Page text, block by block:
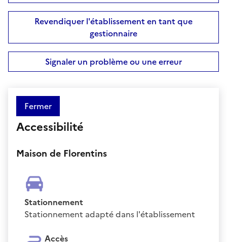
Revendiquer l'établissement en tant que
gestionnaire
Signaler un problème ou une erreur
Fermer
Accessibilité
Maison de Florentins
Stationnement
Stationnement adapté dans l'établissement
Accès